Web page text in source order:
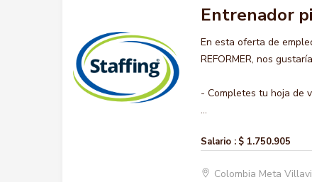
Entrenador
En esta oferta de
REFORMER, nos
- Completes tu hoja de
...
Salario : $ 1.750.905
Colombia Meta